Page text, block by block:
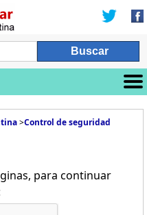
>Control de seguridad
para continuar